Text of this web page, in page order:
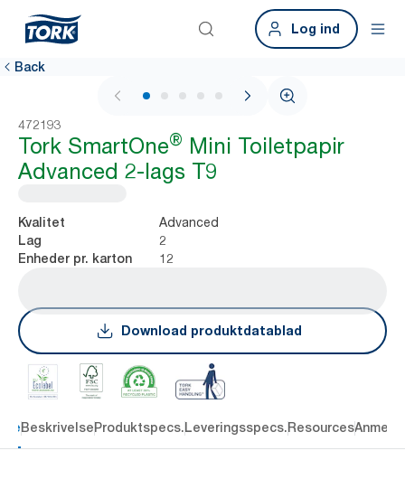
Log ind
Back
1 / 7
472193
Tork SmartOne® Mini Toiletpapir
Advanced 2-lags T9
Kvalitet Advanced
Lag 2
Enheder pr. karton 12
Download produktdatablad
BeskrivelseProduktspecs.Leveringsspecs.Resources